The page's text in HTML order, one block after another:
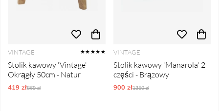
VINTAGE ★★★★★
Stolik kawowy 'Vintage'
Okrągły 50cm - Natur
419 złOrdynarne ceny:
869 zł
VINTAGE
Stolik kawowy 'Manarola' 2
części - Brązowy
900 złOrdynarne ceny:
1350 zł